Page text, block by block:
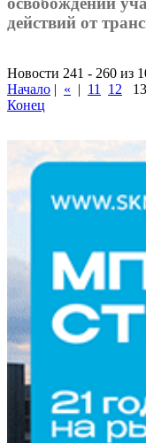
действий от
Новости 241 - 260 из
Начало | « | 11 12 13
Конец